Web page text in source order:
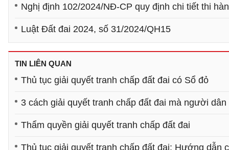
Nghị định 102/2024/NĐ-CP quy định chi tiết thi
Luật Đất đai 2024, số 31/2024/QH15
TIN LIÊN QUAN
Thủ tục giải quyết tranh chấp đất đai có Sổ đỏ
3 cách giải quyết tranh chấp đất đai mà người dân
Thẩm quyền giải quyết tranh chấp đất đai
Thủ tục giải quyết tranh chấp đất đai: Hướng dẫn